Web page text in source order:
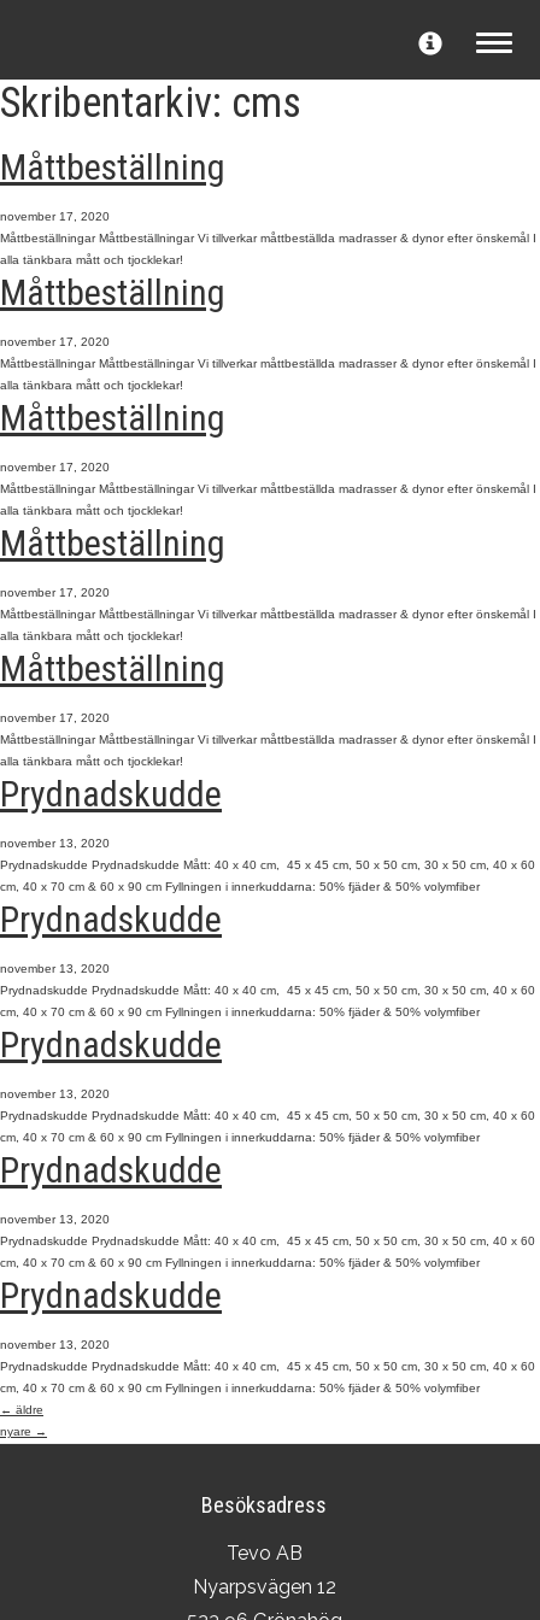
Toggle
Skribentarkiv: cms
Måttbeställning
november 17, 2020
Måttbeställningar Måttbeställningar Vi tillverkar måttbeställda madrasser & dynor efter önskemål I
alla tänkbara mått och tjocklekar!
Måttbeställning
november 17, 2020
Måttbeställningar Måttbeställningar Vi tillverkar måttbeställda madrasser & dynor efter önskemål I
alla tänkbara mått och tjocklekar!
Måttbeställning
november 17, 2020
Måttbeställningar Måttbeställningar Vi tillverkar måttbeställda madrasser & dynor efter önskemål I
alla tänkbara mått och tjocklekar!
Måttbeställning
november 17, 2020
Måttbeställningar Måttbeställningar Vi tillverkar måttbeställda madrasser & dynor efter önskemål I
alla tänkbara mått och tjocklekar!
Måttbeställning
november 17, 2020
Måttbeställningar Måttbeställningar Vi tillverkar måttbeställda madrasser & dynor efter önskemål I
alla tänkbara mått och tjocklekar!
Prydnadskudde
november 13, 2020
Prydnadskudde Prydnadskudde Mått: 40 x 40 cm, 45 x 45 cm, 50 x 50 cm, 30 x 50 cm, 40 x 60
cm, 40 x 70 cm & 60 x 90 cm Fyllningen i innerkuddarna: 50% fjäder & 50% volymfiber
Prydnadskudde
november 13, 2020
Prydnadskudde Prydnadskudde Mått: 40 x 40 cm, 45 x 45 cm, 50 x 50 cm, 30 x 50 cm, 40 x 60
cm, 40 x 70 cm & 60 x 90 cm Fyllningen i innerkuddarna: 50% fjäder & 50% volymfiber
Prydnadskudde
november 13, 2020
Prydnadskudde Prydnadskudde Mått: 40 x 40 cm, 45 x 45 cm, 50 x 50 cm, 30 x 50 cm, 40 x 60
cm, 40 x 70 cm & 60 x 90 cm Fyllningen i innerkuddarna: 50% fjäder & 50% volymfiber
Prydnadskudde
november 13, 2020
Prydnadskudde Prydnadskudde Mått: 40 x 40 cm, 45 x 45 cm, 50 x 50 cm, 30 x 50 cm, 40 x 60
cm, 40 x 70 cm & 60 x 90 cm Fyllningen i innerkuddarna: 50% fjäder & 50% volymfiber
Prydnadskudde
november 13, 2020
Prydnadskudde Prydnadskudde Mått: 40 x 40 cm, 45 x 45 cm, 50 x 50 cm, 30 x 50 cm, 40 x 60
cm, 40 x 70 cm & 60 x 90 cm Fyllningen i innerkuddarna: 50% fjäder & 50% volymfiber
← äldre
nyare →
Besöksadress
Tevo AB
Nyarpsvägen 12